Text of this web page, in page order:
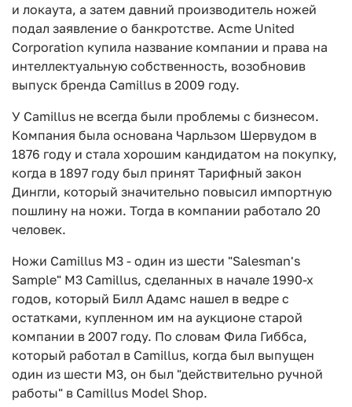
и локаута, а затем давний производитель ножей
подал заявление о банкротстве. Acme United
Corporation купила название компании и права на
интеллектуальную собственность, возобновив
выпуск бренда Camillus в 2009 году.
У Camillus не всегда были проблемы с бизнесом.
Компания была основана Чарльзом Шервудом в
1876 году и стала хорошим кандидатом на покупку,
когда в 1897 году был принят Тарифный закон
Дингли, который значительно повысил импортную
пошлину на ножи. Тогда в компании работало 20
человек.
Ножи Camillus M3 - один из шести "Salesman's
Sample" M3 Camillus, сделанных в начале 1990-х
годов, который Билл Адамс нашел в ведре с
остатками, купленном им на аукционе старой
компании в 2007 году. По словам Фила Гиббса,
который работал в Camillus, когда был выпущен
один из шести M3, он был "действительно ручной
работы" в Camillus Model Shop.